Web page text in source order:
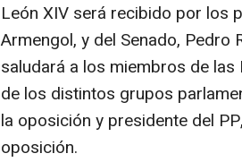
León XIV será recibido por los
Armengol, y del Senado, Pedro
saludará a los miembros de
de los distintos grupos
la oposición y presidente del
oposición.